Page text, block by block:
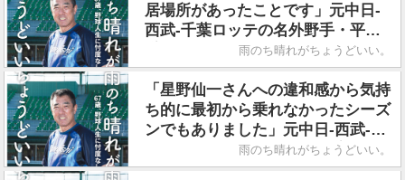
居場所があったことです」元中日-
西武-千葉ロッテの名外野手・平野
謙さん／著書『雨のち晴れがちょう
どいい。』
雨のち晴れがちょうどいい。
「星野仙一さんへの違和感から気持
ち的に最初から乗れなかったシーズ
ンでもありました」元中日-西武-千
葉ロッテの名外野手・平野謙さん／
著書『雨のち晴れがちょうどい
雨のち晴れがちょうどいい。